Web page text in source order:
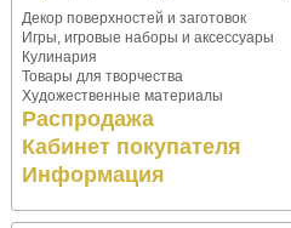
Декор поверхностей и заготовок
Игры, игровые наборы и аксессуары
Кулинария
Товары для творчества
Художественные материалы
Распродажа
Кабинет покупателя
Информация